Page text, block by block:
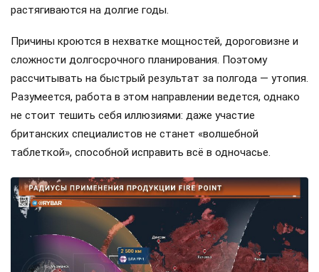
растягиваются на долгие годы.
Причины кроются в нехватке мощностей, дороговизне и
сложности долгосрочного планирования. Поэтому
рассчитывать на быстрый результат за полгода — утопия.
Разумеется, работа в этом направлении ведется, однако
не стоит тешить себя иллюзиями: даже участие
британских специалистов не станет «волшебной
таблеткой», способной исправить всё в одночасье.